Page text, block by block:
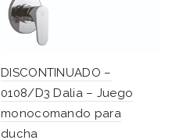
DISCONTINUADO –
0108/D3 Dalia – Juego
monocomando para
ducha